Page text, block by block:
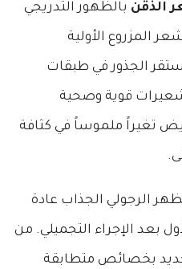
الذقن بالظهور التدريجي
المزروع الأولية
الجذور في طبقات
شعيرات قوية وصحية
تغيراً ملموساً في كثافة
الرجولي الجذاب عادة
بعد الإجراء التجميلي. من
بخصائص متطابقة